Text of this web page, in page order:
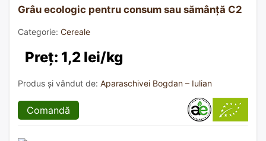
Grâu ecologic pentru consum sau sămânță C2
Categorie: Cereale
Preț: 1,2 lei/kg
Produs și vândut de: Aparaschivei Bogdan – Iulian
Comandă